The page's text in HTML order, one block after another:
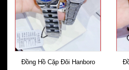
Đồng Hồ Cặp Đôi Hanboro